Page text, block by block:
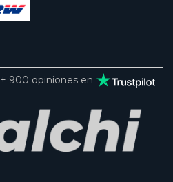
+ 900 opiniones en